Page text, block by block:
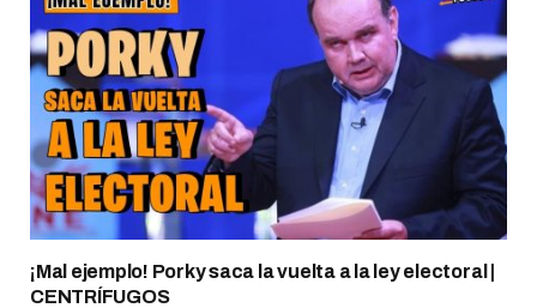
¡Mal ejemplo! Porky saca la vuelta a la ley electoral |
CENTRÍFUGOS